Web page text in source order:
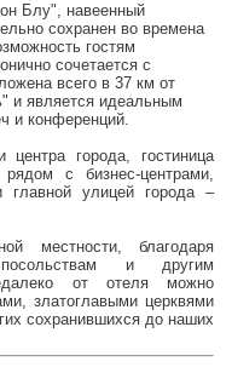
Блу", навеенный
сохранен во времена
гостям
сочетается с
всего в 37 км от
и является идеальным
и конференций.
центра города, гостиница
с бизнес-центрами,
главной улицей города –
местности, благодаря
и другим
от отеля можно
златоглавыми церквями
сохранившихся до наших